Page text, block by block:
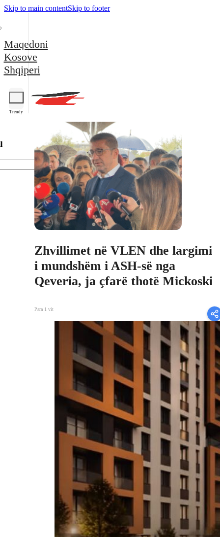
Skip to main contentSkip to footer
Maqedoni
Kosove
Shqiperi
Trendy
Zhvillimet në VLEN dhe largimi
i mundshëm i ASH-së nga
Qeveria, ja çfarë thotë Mickoski
Para 1 vit